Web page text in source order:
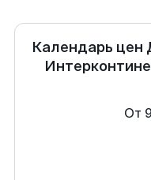
Календарь цен
От